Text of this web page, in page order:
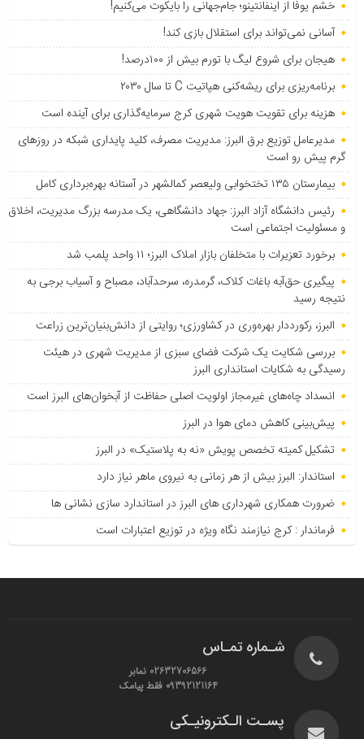
خشم یوفا از اینفانتینو؛ جام‌جهانی را بایکوت می‌کنیم!
آسانی نمی‌تواند برای استقلال بازی کند!
هیجان برای شروع لیگ با تورم بیش از ۱۰۰درصد!
برنامه‌ریزی برای ریشه‌کنی هپاتیت C تا سال ۲۰۳۰
هزینه برای تقویت هویت شهری کرج سرمایه‌گذاری برای آینده است
مدیرعامل توزیع برق البرز: مدیریت مصرف، کلید پایداری شبکه در روزهای
گرم پیش رو است
بیمارستان ۱۳۵ تختخوابی ولیعصر کمالشهر در آستانه بهره‌برداری کامل
رئیس دانشگاه آزاد البرز: جهاد دانشگاهی، یک مدرسه بزرگ مدیریت، اخلاق
و مسئولیت اجتماعی است
برخورد تعزیرات با متخلفان بازار املاک البرز؛ ۱۱ واحد پلمب شد
پیگیری حق‌آبه باغات کلاک، گرمدره، سرحدآباد، مصباح و آسیاب برجی به
نتیجه رسید
البرز، رکورددار بهره‌وری در کشاورزی؛ روایتی از دانش‌بنیان‌ترین زراعت
بررسی شکایت یک شرکت فضای سبزی از مدیریت شهری در هیئت
رسیدگی به شکایات استانداری البرز
انسداد چاه‌های غیرمجاز اولویت اصلی حفاظت از آبخوان‌های البرز است
پیش‌بینی کاهش دمای هوا در البرز
تشکیل کمیته تخصص پویش «نه به پلاستیک» در البرز
استاندار: البرز بیش از هر زمانی به نیروی ماهر نیاز دارد
ضرورت همکاری شهرداری های البرز در استاندارد سازی نشانی ها
فرماندار : کرج نیازمند نگاه ویژه در توزیع اعتبارات است
شـماره تمـاس
02632706566 نمابر
09392121164 فقط پیامک
پسـت الـکترونیـکی